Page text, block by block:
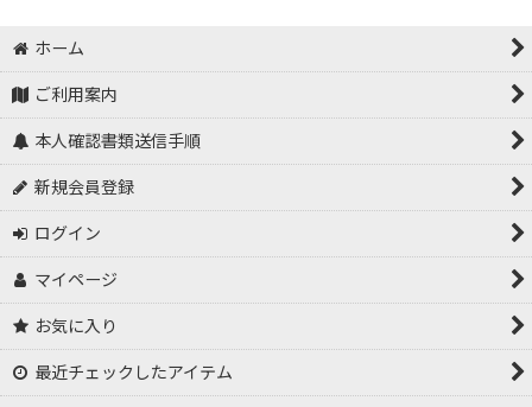
ホーム
ご利用案内
本人確認書類送信手順
新規会員登録
ログイン
マイページ
お気に入り
最近チェックしたアイテム